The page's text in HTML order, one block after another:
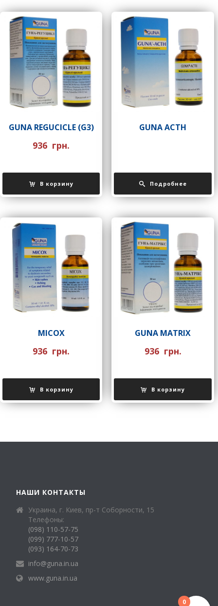
GUNA REGUCICLE (G3)
936 грн.
В корзину
GUNA ACTH
Подробнее
MICOX
936 грн.
В корзину
GUNA MATRIX
936 грн.
В корзину
НАШИ КОНТАКТЫ
Украина, г. Киев, пр-т Соборности, 15
Телефоны:
(098) 110-57-75
(099) 777-10-57
(093) 164-70-73
info@guna.in.ua
www.guna.in.ua
0